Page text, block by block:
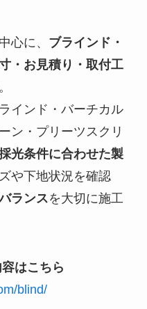
心に、 ブラインド・
・お見積り・取付工
インド・バーチカル
ン・プリーツスクリ
光条件に合わせた製
や下地状況を確認
ランスを大切に施工
はこちら
blind/